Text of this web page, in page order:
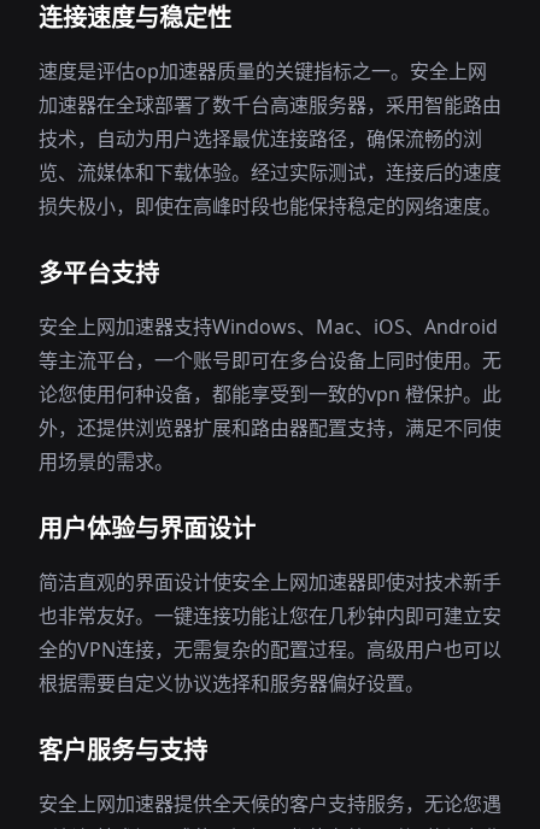
连接速度与稳定性
速度是评估op加速器质量的关键指标之一。安全上网
加速器在全球部署了数千台高速服务器，采用智能路由
技术，自动为用户选择最优连接路径，确保流畅的浏
览、流媒体和下载体验。经过实际测试，连接后的速度
损失极小，即使在高峰时段也能保持稳定的网络速度。
多平台支持
安全上网加速器支持Windows、Mac、iOS、Android
等主流平台，一个账号即可在多台设备上同时使用。无
论您使用何种设备，都能享受到一致的vpn 橙保护。此
外，还提供浏览器扩展和路由器配置支持，满足不同使
用场景的需求。
用户体验与界面设计
简洁直观的界面设计使安全上网加速器即使对技术新手
也非常友好。一键连接功能让您在几秒钟内即可建立安
全的VPN连接，无需复杂的配置过程。高级用户也可以
根据需要自定义协议选择和服务器偏好设置。
客户服务与支持
安全上网加速器提供全天候的客户支持服务，无论您遇